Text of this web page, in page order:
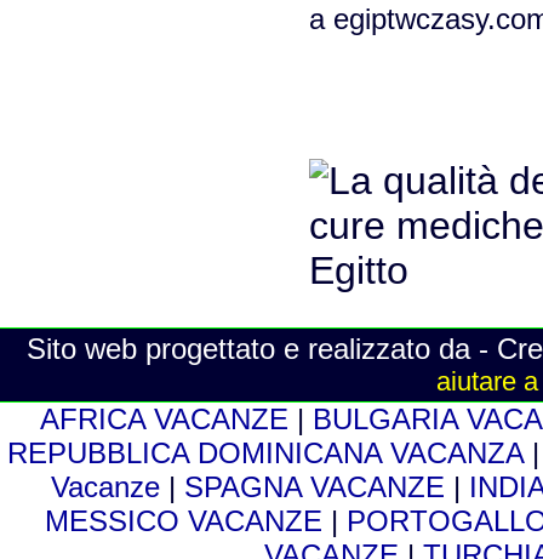
a
Sito web progettato e realizzato da -
aiutare
AFRICA VACANZE | BULGARIA
REPUBBLICA DOMINICANA VACANZA
Vacanze | SPAGNA VACANZE |
MESSICO VACANZE |